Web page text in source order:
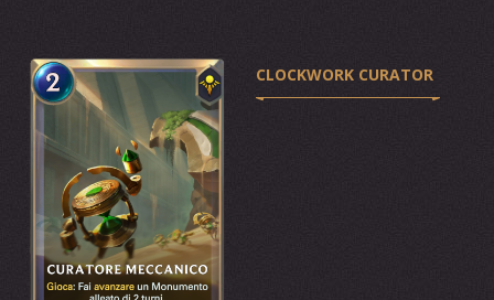
CLOCKWORK CURATOR